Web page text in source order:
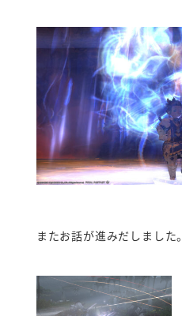
またお話が進みだしました。